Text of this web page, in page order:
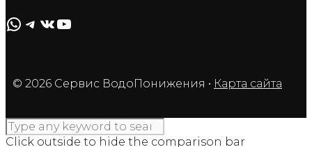
WhatsApp
Telegram
ВКонтакте
YouTube
© 2026 Сервис ВодоПонижения • Карта сайта
Click outside to hide the comparison bar